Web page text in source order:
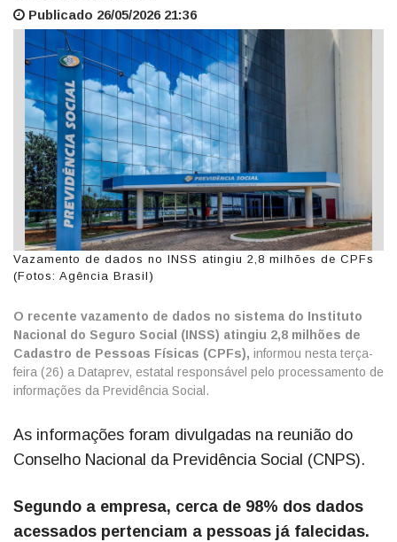
Publicado 26/05/2026 21:36
Vazamento de dados no INSS atingiu 2,8 milhões de CPFs
(Fotos: Agência Brasil)
O recente vazamento de dados no sistema do Instituto
Nacional do Seguro Social (INSS) atingiu 2,8 milhões de
Cadastro de Pessoas Físicas (CPFs), informou nesta terça-
feira (26) a Dataprev, estatal responsável pelo processamento de
informações da Previdência Social.
As informações foram divulgadas na reunião do
Conselho Nacional da Previdência Social (CNPS).
Segundo a empresa, cerca de 98% dos dados
acessados pertenciam a pessoas já falecidas.